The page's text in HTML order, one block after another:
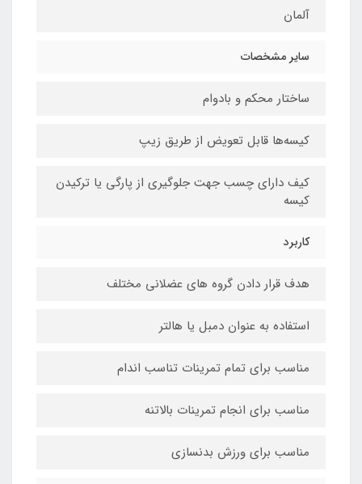
آلمان
سایر مشخصات
ساختار محکم و بادوام
کیسه‌ها قابل تعویض از طریق زیپ
کیف دارای چسب جهت جلوگیری از پارگی یا ترکیدن
کیسه
کاربرد
هدف قرار دادن گروه های عضلانی مختلف
استفاده به عنوان دمبل یا هالتر
مناسب برای تمام تمرینات تناسب اندام
مناسب برای انجام تمرینات بالاتنه
مناسب برای ورزش بدنسازی